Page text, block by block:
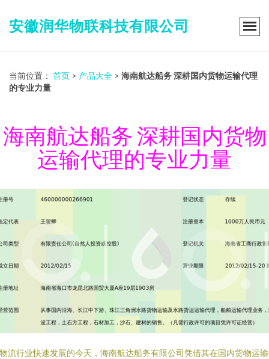
安徽润华物联科技有限公司
当前位置： 首页 > 产品大全 > 海南航达船务 深耕国内货物运输代理
的专业力量
海南航达船务 深耕国内货物
运输代理的专业力量
流行业快速发展的今天，海南航达船务有限公司凭借其在国内货物运